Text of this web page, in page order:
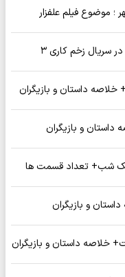
؛ موضوع فیلم علفزار
سریال زخم کاری ۳
داستان و بازیگران
و بازیگران
یک شب+ تعداد قسمت ها
و بازیگران
داستان و بازیگران